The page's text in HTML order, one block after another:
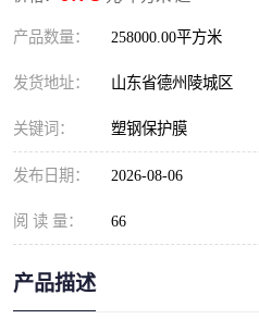
产品数量： 258000.00平方米
发货地址： 山东省德州陵城区
关键词： 塑钢保护膜
发布日期： 2026-08-06
阅 读 量： 66
产品描述